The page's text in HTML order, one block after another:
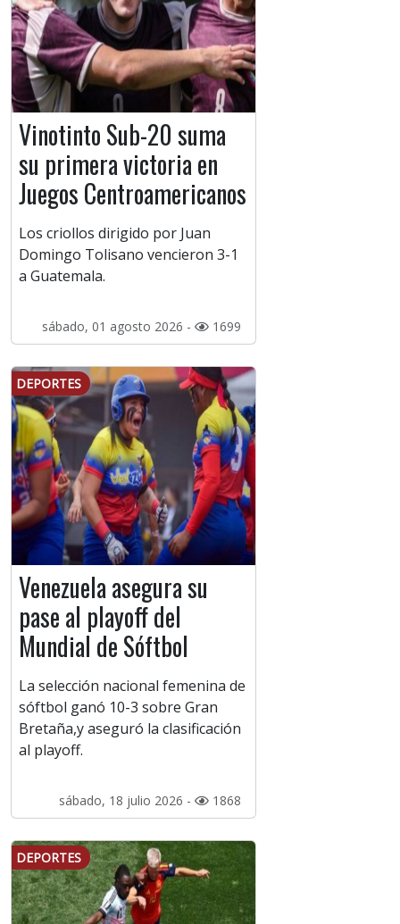
Vinotinto Sub-20 suma
su primera victoria en
Juegos Centroamericanos
Los criollos dirigido por Juan
Domingo Tolisano vencieron 3-1
a Guatemala.
sábado, 01 agosto 2026 - 1699
DEPORTES
Venezuela asegura su
pase al playoff del
Mundial de Sóftbol
La selección nacional femenina de
sóftbol ganó 10-3 sobre Gran
Bretaña,y aseguró la clasificación
al playoff.
sábado, 18 julio 2026 - 1868
DEPORTES